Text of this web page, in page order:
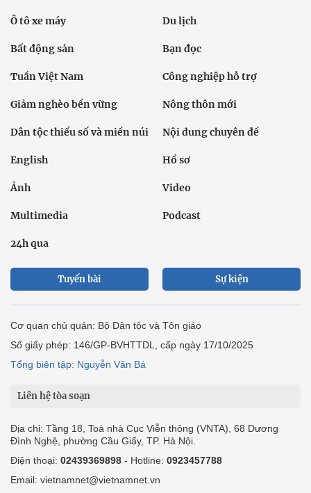
Ô tô xe máy Du lịch
Bất động sản Bạn đọc
Tuần Việt Nam Công nghiệp hỗ trợ
Giảm nghèo bền vững Nông thôn mới
Dân tộc thiểu số và miền núi Nội dung chuyên đề
English Hồ sơ
Ảnh Video
Multimedia Podcast
24h qua
Tuyến bài Sự kiện
Cơ quan chủ quản: Bộ Dân tộc và Tôn giáo
Số giấy phép: 146/GP-BVHTTDL, cấp ngày 17/10/2025
Tổng biên tập: Nguyễn Văn Bá
Liên hệ tòa soạn
Địa chỉ: Tầng 18, Toà nhà Cục Viễn thông (VNTA), 68 Dương
Đình Nghệ, phường Cầu Giấy, TP. Hà Nội.
Điện thoại: 02439369898 - Hotline: 0923457788
Email: vietnamnet@vietnamnet.vn